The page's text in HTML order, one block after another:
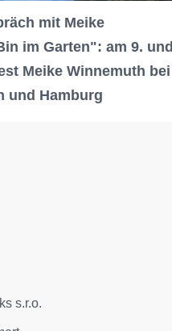
mit Meike
im Garten": am 9. und
Meike Winnemuth bei
und Hamburg
s.r.o.